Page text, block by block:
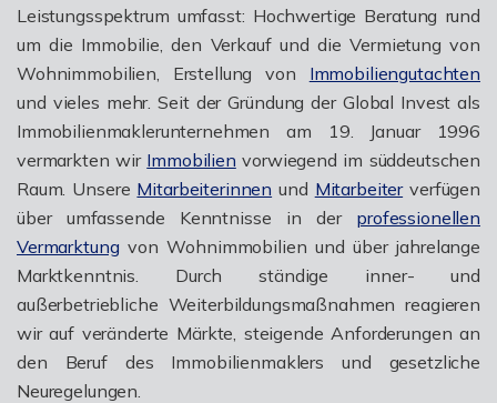
Leistungsspektrum umfasst: Hochwertige Beratung rund
um die Immobilie, den Verkauf und die Vermietung von
Wohnimmobilien, Erstellung von Immobiliengutachten
und vieles mehr. Seit der Gründung der Global Invest als
Immobilienmaklerunternehmen am 19. Januar 1996
vermarkten wir Immobilien vorwiegend im süddeutschen
Raum. Unsere Mitarbeiterinnen und Mitarbeiterverfügen
über umfassende Kenntnisse in der professionellen
Vermarktung von Wohnimmobilien und über jahrelange
Marktkenntnis. Durch ständige inner- und
außerbetriebliche Weiterbildungsmaßnahmen reagieren
wir auf veränderte Märkte, steigende Anforderungen an
den Beruf des Immobilienmaklers und gesetzliche
Neuregelungen.